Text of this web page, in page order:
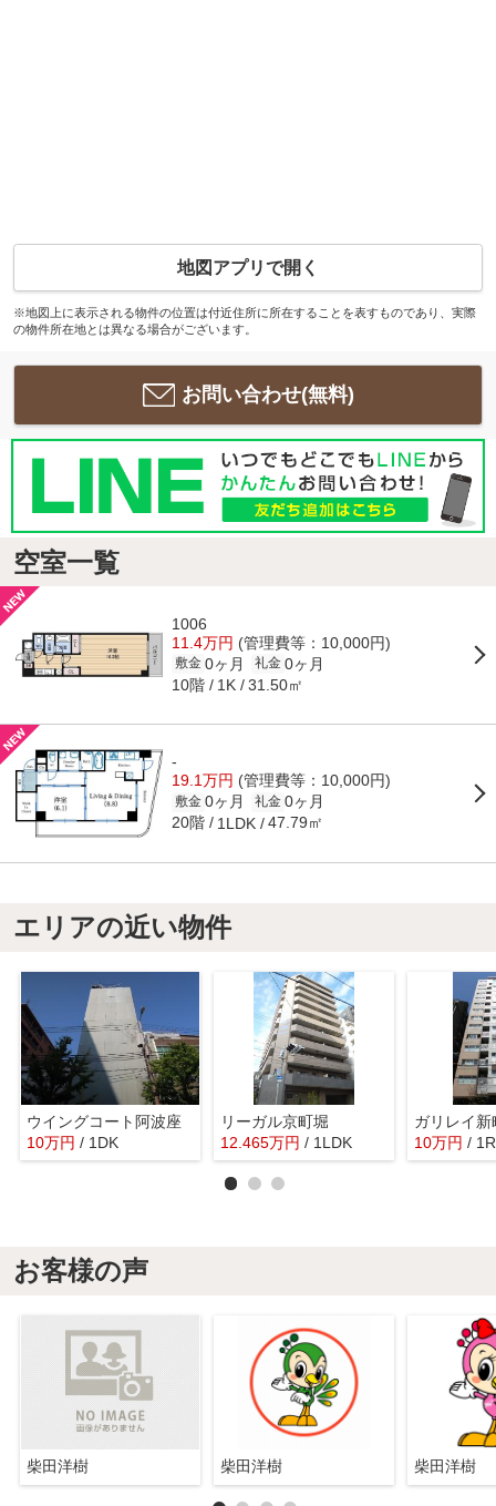
地図アプリで開く
※地図上に表示される物件の位置は付近住所に所在することを表すものであり、実際
の物件所在地とは異なる場合がございます。
お問い合わせ(無料)
空室一覧
1006
11.4万円 (管理費等：10,000円)
敷金 0ヶ月 礼金 0ヶ月
10階 1K 31.50㎡
-
19.1万円 (管理費等：10,000円)
敷金 0ヶ月 礼金 0ヶ月
20階 1LDK 47.79㎡
エリアの近い物件
ウイングコート阿波座
10万円 / 1DK
リーガル京町堀
12.465万円 / 1LDK
ガリレイ新
10万円 / 1R
お客様の声
柴田洋樹 柴田洋樹 柴田洋樹